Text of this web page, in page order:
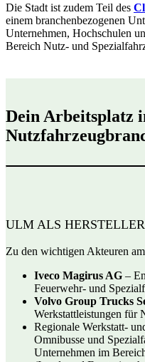
Die Stadt ist zudem Teil des
einem branchenbezogenen
Unternehmen, Hochschulen
Bereich Nutz- und
Dein Arbeitsplatz
ULM ALS
Zu den wichtigen Akteuren
Iveco Magirus AG –
Feuerwehr- und
Volvo Group Trucks
Werkstattleistungen für
Regionale Werkstatt-
Omnibusse und
Unternehmen im